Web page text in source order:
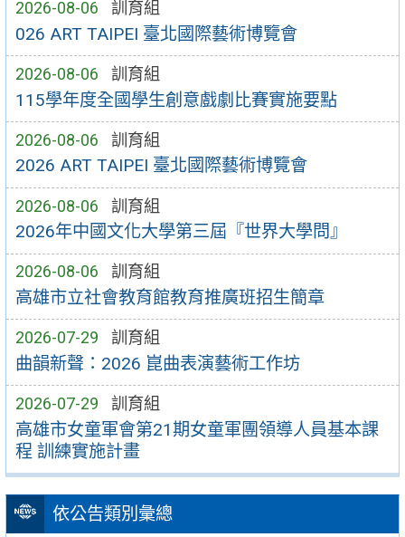
2026-08-06 訓育組
026 ART TAIPEI 臺北國際藝術博覽會
2026-08-06 訓育組
115學年度全國學生創意戲劇比賽實施要點
2026-08-06 訓育組
2026 ART TAIPEI 臺北國際藝術博覽會
2026-08-06 訓育組
2026年中國文化大學第三屆『世界大學問』
2026-08-06 訓育組
高雄市立社會教育館教育推廣班招生簡章
2026-07-29 訓育組
曲韻新聲：2026 崑曲表演藝術工作坊
2026-07-29 訓育組
高雄市女童軍會第21期女童軍團領導人員基本課
程 訓練實施計畫
依公告類別彙總